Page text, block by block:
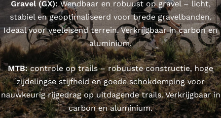
Gravel (GX):Wendbaar en robuust op gravel – licht,
stabiel en geoptimaliseerd voor brede gravelbanden.
Ideaal voor veeleisend terrein. Verkrijgbaar in carbon en
aluminium.
MTB:controle op trails – robuuste constructie, hoge
zijdelingse stijfheid en goede schokdemping voor
nauwkeurig rijgedrag op uitdagende trails. Verkrijgbaar in
carbon en aluminium.